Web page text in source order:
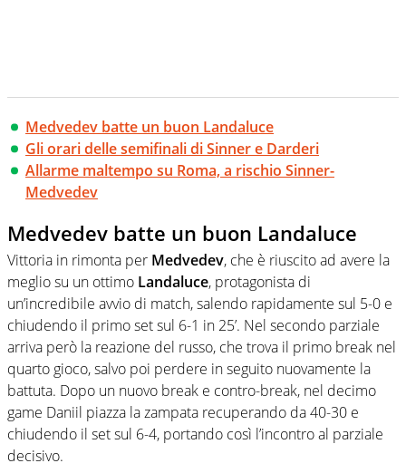
Medvedev batte un buon Landaluce
Gli orari delle semifinali di Sinner e Darderi
Allarme maltempo su Roma, a rischio Sinner-
Medvedev
Medvedev batte un buon Landaluce
Vittoria in rimonta per Medvedev, che è riuscito ad avere la
meglio su un ottimo Landaluce, protagonista di
un’incredibile avvio di match, salendo rapidamente sul 5-0 e
chiudendo il primo set sul 6-1 in 25’. Nel secondo parziale
arriva però la reazione del russo, che trova il primo break nel
quarto gioco, salvo poi perdere in seguito nuovamente la
battuta. Dopo un nuovo break e contro-break, nel decimo
game Daniil piazza la zampata recuperando da 40-30 e
chiudendo il set sul 6-4, portando così l’incontro al parziale
decisivo.